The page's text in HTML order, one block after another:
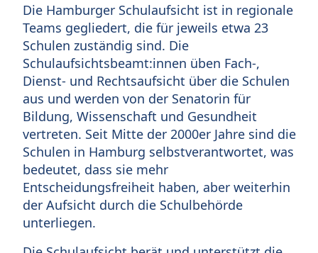
Die Hamburger Schulaufsicht ist in regionale
Teams gegliedert, die für jeweils etwa 23
Schulen zuständig sind. Die
Schulaufsichtsbeamt:innen üben Fach-,
Dienst- und Rechtsaufsicht über die Schulen
aus und werden von der Senatorin für
Bildung, Wissenschaft und Gesundheit
vertreten. Seit Mitte der 2000er Jahre sind die
Schulen in Hamburg selbstverantwortet, was
bedeutet, dass sie mehr
Entscheidungsfreiheit haben, aber weiterhin
der Aufsicht durch die Schulbehörde
unterliegen.